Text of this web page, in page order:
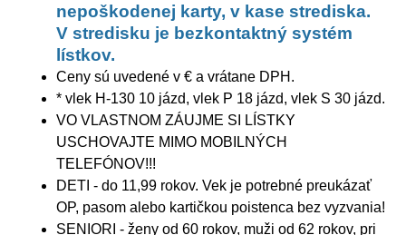
nepoškodenej karty, v kase strediska.
V stredisku je bezkontaktný systém
lístkov.
Ceny sú uvedené v € a vrátane DPH.
* vlek H-130 10 jázd, vlek P 18 jázd, vlek S 30 jázd.
VO VLASTNOM ZÁUJME SI LÍSTKY
USCHOVAJTE MIMO MOBILNÝCH
TELEFÓNOV!!!
DETI - do 11,99 rokov. Vek je potrebné preukázať
OP, pasom alebo kartičkou poistenca bez vyzvania!
SENIORI - ženy od 60 rokov, muži od 62 rokov, pri